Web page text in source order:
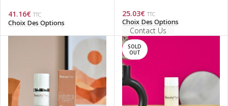
41.16€ TTC
Choix Des Options
25.03€ TTC
Choix Des Options
Contact Us
SOLD
OUT